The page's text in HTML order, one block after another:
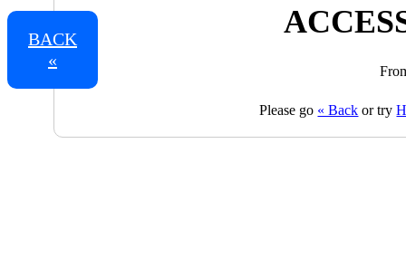
BACK
«
Please go « Back or try